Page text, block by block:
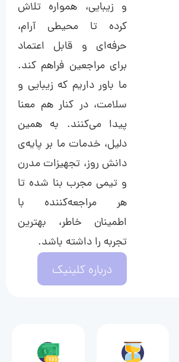
و زیبایی، همواره تلاش
کرده تا محیطی آرام،
حرفه‌ای و قابل اعتماد
برای مراجعین فراهم کند.
ما باور داریم که زیبایی و
سلامت، در کنار هم معنا
پیدا می‌کنند. به همین
دلیل، خدمات ما بر پایه‌ی
دانش روز، تجهیزات مدرن
و تیمی مجرب بنا شده تا
هر مراجعه‌کننده با
اطمینان خاطر، بهترین
تجربه را داشته باشد.
درباره کلینیک